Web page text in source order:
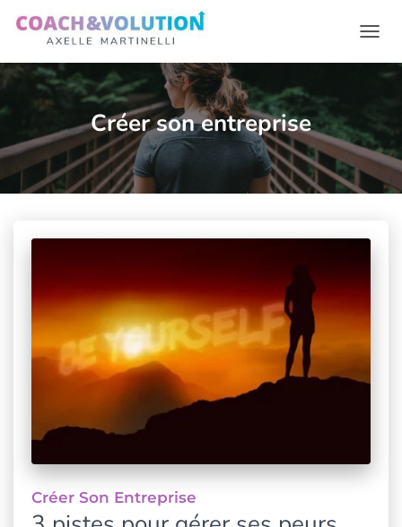
Créer son entreprise
Créer Son Entreprise